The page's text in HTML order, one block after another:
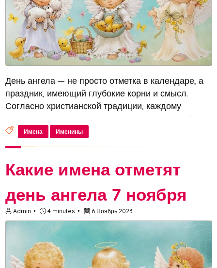
День ангела — не просто отметка в календаре, а
праздник, имеющий глубокие корни и смысл.
Согласно христианской традиции, каждому
новорожденному дается имя святого, который
станет его заступником в сложные периоды жизни.
12 ноября день ангела или имен...
Имена Именины
Какие имена отметят
день ангела 7 ноября
Admin 4 minutes 6 Ноябрь 2023